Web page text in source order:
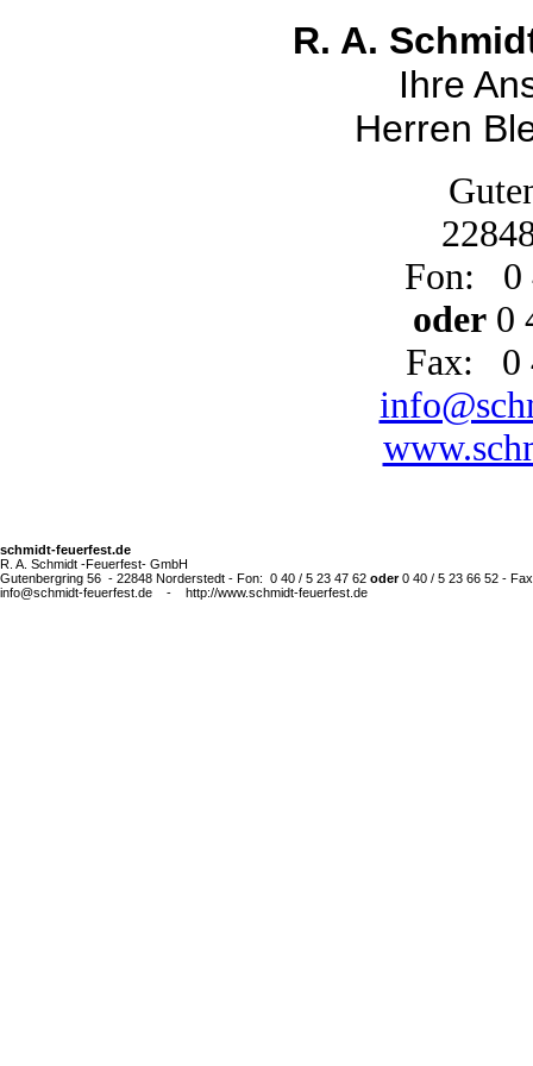
R. A.
Ihre
Herren
Fon: 0
oder0
Fax: 0
schmidt-feuerfest.de
R. A. Schmidt -Feuerfest- GmbH
Gutenbergring 56 - 22848 Norderstedt - Fon: 0 40 / 5 23 47 62 oder0 40 / 5 23 66 52 -
info@schmidt-feuerfest.de - http://www.schmidt-feuerfest.de